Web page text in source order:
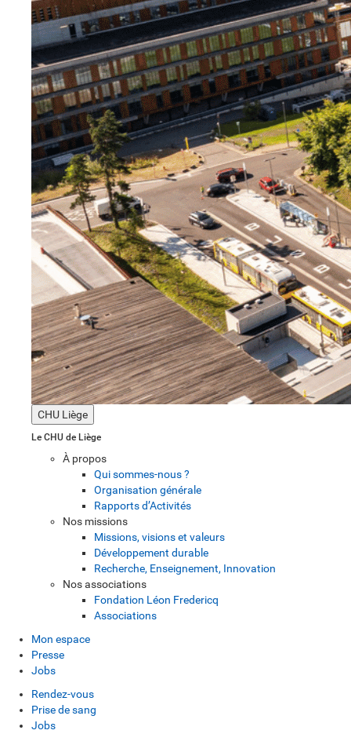
CHU Liège
Le CHU de Liège
À propos
Qui sommes-nous ?
Organisation générale
Rapports d’Activités
Nos missions
Missions, visions et valeurs
Développement durable
Recherche, Enseignement, Innovation
Nos associations
Fondation Léon Fredericq
Associations
Mon espace
Presse
Jobs
Rendez-vous
Prise de sang
Jobs